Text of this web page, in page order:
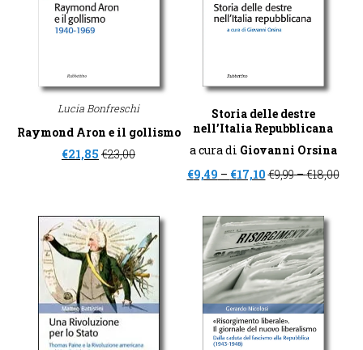
Lucia Bonfreschi
Raymond Aron e il gollismo
€21,85 €23,00
Storia delle destre
nell’Italia Repubblicana
a cura di Giovanni Orsina
€9,49 – €17,10€9,99–€18,00